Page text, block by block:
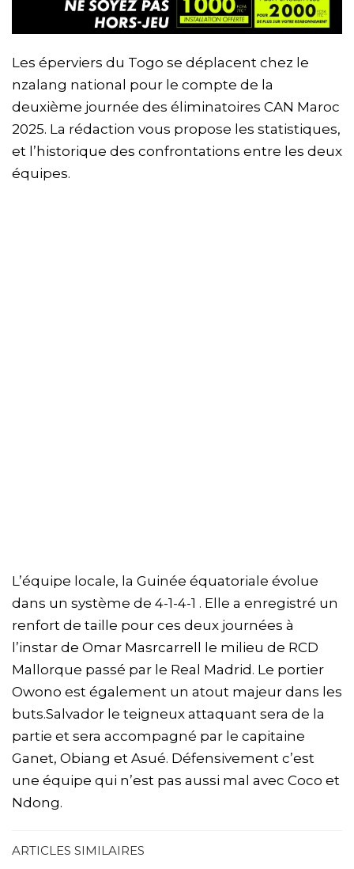
Les éperviers du Togo se déplacent chez le
nzalang national pour le compte de la
deuxième journée des éliminatoires CAN Maroc
2025. La rédaction vous propose les statistiques,
et l’historique des confrontations entre les deux
équipes.
L’équipe locale, la Guinée équatoriale évolue
dans un système de 4-1-4-1 . Elle a enregistré un
renfort de taille pour ces deux journées à
l’instar de Omar Masrcarrell le milieu de RCD
Mallorque passé par le Real Madrid. Le portier
Owono est également un atout majeur dans les
buts.Salvador le teigneux attaquant sera de la
partie et sera accompagné par le capitaine
Ganet, Obiang et Asué. Défensivement c’est
une équipe qui n’est pas aussi mal avec Coco et
Ndong.
ARTICLES SIMILAIRES